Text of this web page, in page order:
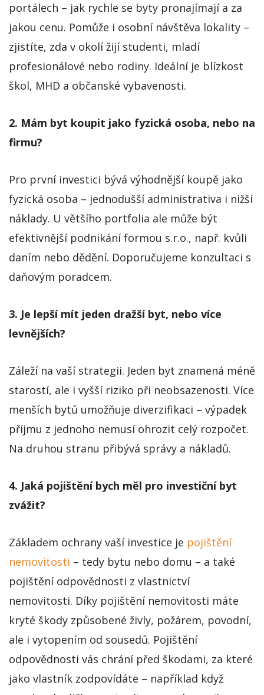
portálech – jak rychle se byty pronajímají a za
jakou cenu. Pomůže i osobní návštěva lokality –
zjistíte, zda v okolí žijí studenti, mladí
profesionálové nebo rodiny. Ideální je blízkost
škol, MHD a občanské vybavenosti.
2. Mám byt koupit jako fyzická osoba, nebo na
firmu?
Pro první investici bývá výhodnější koupě jako
fyzická osoba – jednodušší administrativa i nižší
náklady. U většího portfolia ale může být
efektivnější podnikání formou s.r.o., např. kvůli
daním nebo dědění. Doporučujeme konzultaci s
daňovým poradcem.
3. Je lepší mít jeden dražší byt, nebo více
levnějších?
Záleží na vaší strategii. Jeden byt znamená méně
starostí, ale i vyšší riziko při neobsazenosti. Více
menších bytů umožňuje diverzifikaci – výpadek
příjmu z jednoho nemusí ohrozit celý rozpočet.
Na druhou stranu přibývá správy a nákladů.
4. Jaká pojištění bych měl pro investiční byt
zvážit?
Základem ochrany vaší investice je pojištění
nemovitosti – tedy bytu nebo domu – a také
pojištění odpovědnosti z vlastnictví
nemovitosti. Díky pojištění nemovitosti máte
kryté škody způsobené živly, požárem, povodní,
ale i vytopením od sousedů. Pojištění
odpovědnosti vás chrání před škodami, za které
jako vlastník zodpovídáte – například když